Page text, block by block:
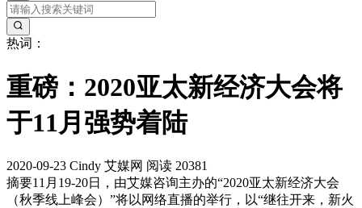
热词：
重磅：2020亚太新经济大会将
于11月强势着陆
2020-09-23 Cindy 艾媒网 阅读 20381
摘要11月19-20日，由艾媒咨询主办的“2020亚太新经济大会
（秋季线上峰会）”将以网络直播的举行，以“继往开来，新火